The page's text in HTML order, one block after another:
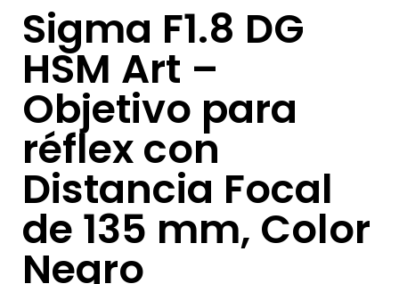
Sigma F1.8 DG
HSM Art –
Objetivo para
réflex con
Distancia Focal
de 135 mm, Color
Negro